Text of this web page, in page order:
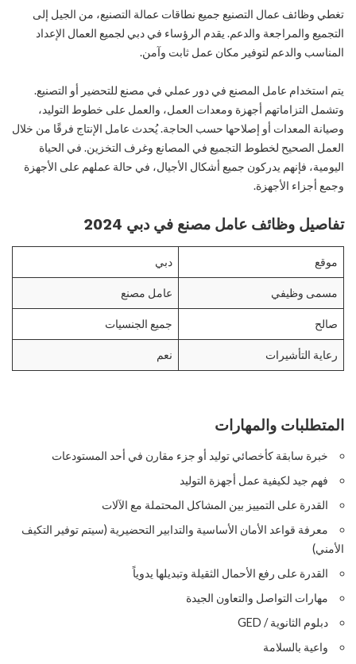
تغطي وظائف عمال التصنيع جميع نطاقات عمالة التصنيع، من الجيل إلى
التجميع والمراجعة والدعم. يقدم الرؤساء في دبي لجميع العمال الإعداد
المناسب والدعم لتوفير مكان عمل ثابت وآمن.
يتم استخدام عامل المصنع في دور عملي في مصنع للتحضير أو التصنيع.
وتشمل التزاماتهم أجهزة ومعدات العمل، والعمل على خطوط التوليد،
وصيانة المعدات أو إصلاحها حسب الحاجة. يُحدث عامل الإنتاج فرقًا من خلال
العمل الصحيح لخطوط التجميع في المصانع وغرف التخزين. في الحياة
اليومية، فإنهم يدركون جميع أشكال الأجيال، في حالة عملهم على الأجهزة
وجمع أجزاء الأجهزة.
تفاصيل وظائف عامل مصنع في دبي 2024
موقع دبي
مسمى وظيفي عامل مصنع
صالح جميع الجنسيات
رعاية التأشيرات نعم
المتطلبات والمهارات
خبرة سابقة كأخصائي توليد أو جزء مقارن في أحد المستودعات
فهم جيد لكيفية عمل أجهزة التوليد
القدرة على التمييز بين المشاكل المحتملة مع الآلات
معرفة قواعد الأمان الأساسية والتدابير التحضيرية (سيتم توفير التكيف
الأمني)
القدرة على رفع الأحمال الثقيلة وتبديلها يدوياً
مهارات التواصل والتعاون الجيدة
دبلوم الثانوية / GED
واعية بالسلامة